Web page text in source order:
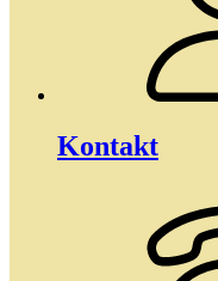
Kontakt